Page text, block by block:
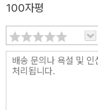
(天龍寺, 덴류지), 용안
쿠지), 은각사(銀閣寺,
남선사(南禪寺, 난젠지
아름다운 선종 사찰과
는 명소 중의 명소들이
100자평